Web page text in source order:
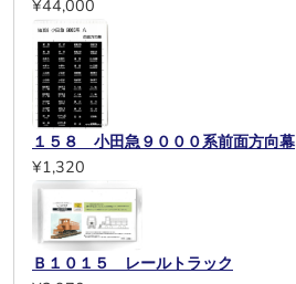
¥44,000
１５８ 小田急９０００系前面方向幕
¥1,320
Ｂ１０１５ レールトラック